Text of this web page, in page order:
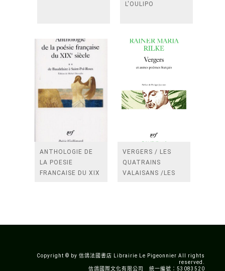
L'OULIPO
ANTHOLOGIE DE
LA POESIE
FRANCAISE DU XIX
VERGERS / LES
QUATRAINS
VALAISANS /LES
Copyright © by 信鴿法國書店 Librairie Le Pigeonnier All rights
reserved.
信鴿國際文化有限公司 統一編號：53083520